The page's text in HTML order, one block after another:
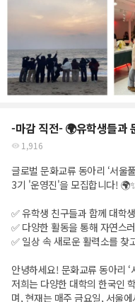
-마감 직전- 🌍유학생들과
1,916
글로벌 문화교류 동아리 ‘서울
3기 '운영진'을 모집합니다!
✅ 유학생 친구들과 함께 대학
✅ 다양한 활동을 통해 자연스
✅ 일상 속 새로운 활력소를 찾
안녕하세요! 문화교류 동아리
저희는 다양한 대학의 한국인
며, 현재는 매주 금요일, 서울